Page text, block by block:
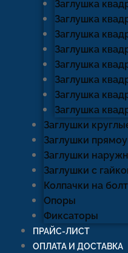
Заглушка
Заглушка
Заглушка
Заглушка
Заглушка
Заглушка
Заглушка
Заглушка
Заглушки
Заглушки
Заглушки
Заглушки с
Колпачки на
Опоры
Фиксаторы
ПРАЙС-ЛИСТ
ОПЛАТА И ДОСТАВКА